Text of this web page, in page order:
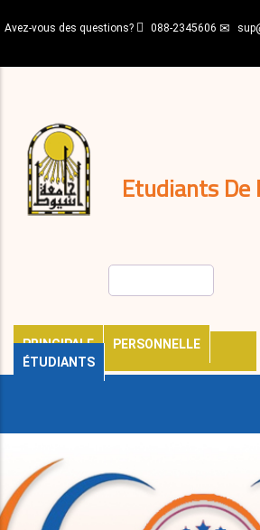
au
principal
Avez-vous des questions? 088-2345606
Etudiants De
PRINCIPALE
PERSONNELLE
ÉTUDIANTS
décisions
Expatriés
Journal